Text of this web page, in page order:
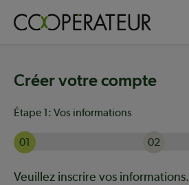
Créer votre compte
Étape 1: Vos informations
01 02
Aide :
Veuillez inscrire vos informations.